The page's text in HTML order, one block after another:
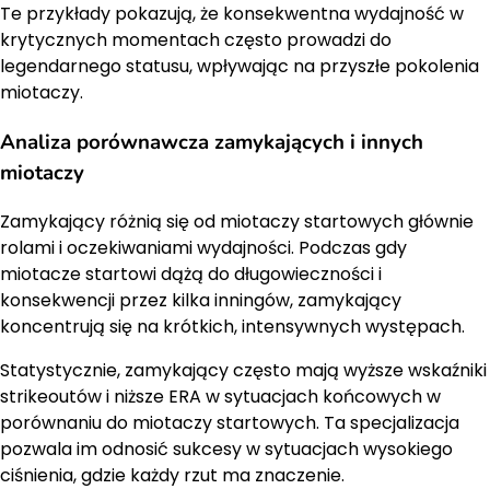
Te przykłady pokazują, że konsekwentna wydajność w
krytycznych momentach często prowadzi do
legendarnego statusu, wpływając na przyszłe pokolenia
miotaczy.
Analiza porównawcza zamykających i innych
miotaczy
Zamykający różnią się od miotaczy startowych głównie
rolami i oczekiwaniami wydajności. Podczas gdy
miotacze startowi dążą do długowieczności i
konsekwencji przez kilka inningów, zamykający
koncentrują się na krótkich, intensywnych występach.
Statystycznie, zamykający często mają wyższe wskaźniki
strikeoutów i niższe ERA w sytuacjach końcowych w
porównaniu do miotaczy startowych. Ta specjalizacja
pozwala im odnosić sukcesy w sytuacjach wysokiego
ciśnienia, gdzie każdy rzut ma znaczenie.